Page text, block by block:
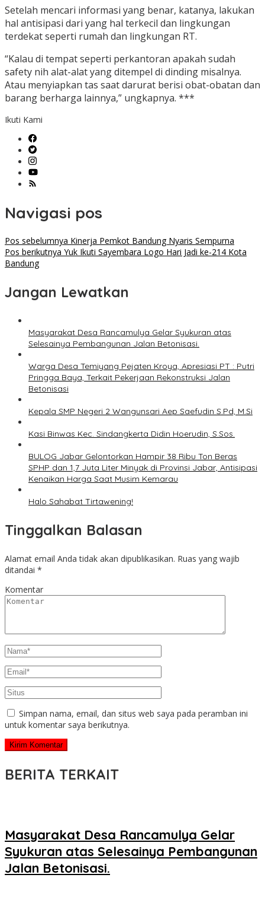
Setelah mencari informasi yang benar, katanya, lakukan
hal antisipasi dari yang hal terkecil dan lingkungan
terdekat seperti rumah dan lingkungan RT.
“Kalau di tempat seperti perkantoran apakah sudah
safety nih alat-alat yang ditempel di dinding misalnya.
Atau menyiapkan tas saat darurat berisi obat-obatan dan
barang berharga lainnya,” ungkapnya. ***
Ikuti Kami
Navigasi pos
Pos sebelumnya Kinerja Pemkot Bandung Nyaris Sempurna
Pos berikutnya Yuk Ikuti Sayembara Logo Hari Jadi ke-214 Kota
Bandung
Jangan Lewatkan
Masyarakat Desa Rancamulya Gelar Syukuran atas
Selesainya Pembangunan Jalan Betonisasi.
Warga Desa Temiyang Pejaten Kroya, Apresiasi PT : Putri
Pringga Baya, Terkait Pekerjaan Rekonstruksi Jalan
Betonisasi
Kepala SMP Negeri 2 Wangunsari Aep Saefudin S.Pd, M.Si
Kasi Binwas Kec. Sindangkerta Didin Hoerudin, S.Sos.
BULOG Jabar Gelontorkan Hampir 38 Ribu Ton Beras
SPHP dan 1,7 Juta Liter Minyak di Provinsi Jabar, Antisipasi
Kenaikan Harga Saat Musim Kemarau
Halo Sahabat Tirtawening!
Tinggalkan Balasan
Alamat email Anda tidak akan dipublikasikan. Ruas yang wajib
ditandai *
Komentar
Simpan nama, email, dan situs web saya pada peramban ini
untuk komentar saya berikutnya.
BERITA TERKAIT
Masyarakat Desa Rancamulya Gelar
Syukuran atas Selesainya Pembangunan
Jalan Betonisasi.